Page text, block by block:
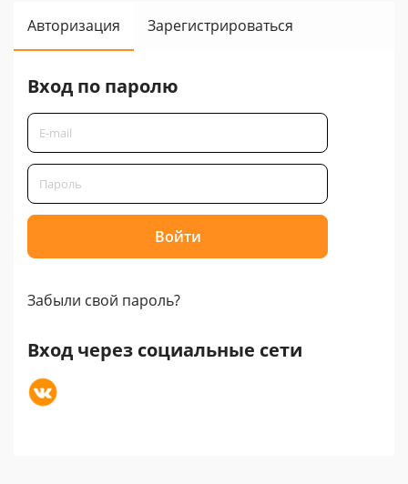
Авторизация Зарегистрироваться
Вход по паролю
Забыли свой пароль?
Вход через социальные сети